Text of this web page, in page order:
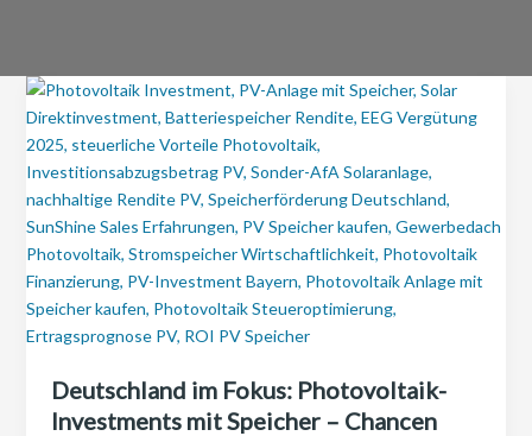
Deutschland im Fokus: Photovoltaik-
Investments mit Speicher – Chancen